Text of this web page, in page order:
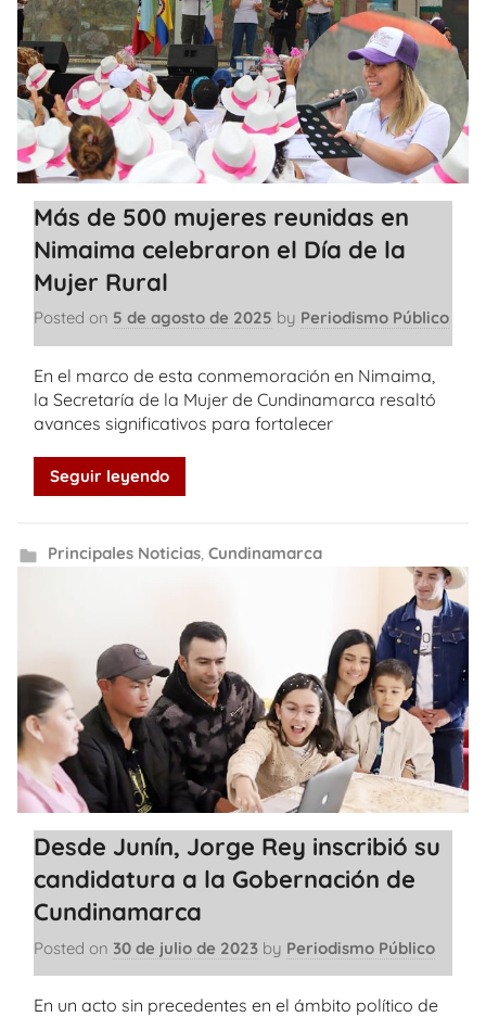
Más de 500 mujeres reunidas en
Nimaima celebraron el Día de la
Mujer Rural
Posted on 5 de agosto de 2025 by Periodismo Público
En el marco de esta conmemoración en Nimaima,
la Secretaría de la Mujer de Cundinamarca resaltó
avances significativos para fortalecer
Seguir leyendo
Principales Noticias, Cundinamarca
Desde Junín, Jorge Rey inscribió su
candidatura a la Gobernación de
Cundinamarca
Posted on 30 de julio de 2023 by Periodismo Público
En un acto sin precedentes en el ámbito político de